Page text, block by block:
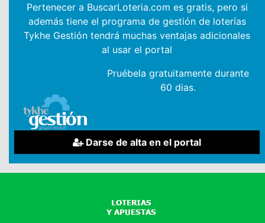
Pertenecer a BuscarLoteria.com es gratis, pero si
además tiene el programa de gestión de loterías
Tykhe Gestión tendrá muchas ventajas adicionales
al usar el portal
Pruébela gratuitamente durante
60 dias.
Darse de alta en el portal